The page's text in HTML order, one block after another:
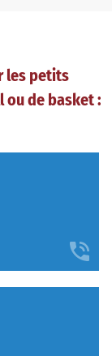
les petits
de basket :